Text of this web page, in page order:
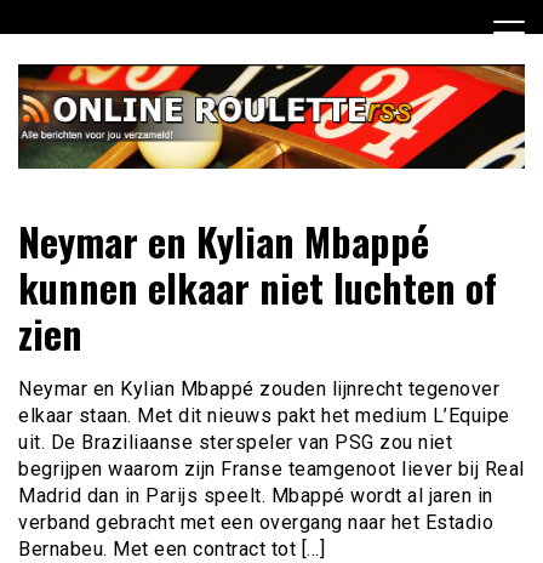
naar
inhoud
Online Roulette RSS
verzameld
Neymar en Kylian Mbappé
kunnen elkaar niet luchten of
zien
Neymar en Kylian Mbappé zouden lijnrecht tegenover
elkaar staan. Met dit nieuws pakt het medium L’Equipe
uit. De Braziliaanse sterspeler van PSG zou niet
begrijpen waarom zijn Franse teamgenoot liever bij Real
Madrid dan in Parijs speelt. Mbappé wordt al jaren in
verband gebracht met een overgang naar het Estadio
Bernabeu. Met een contract tot […]